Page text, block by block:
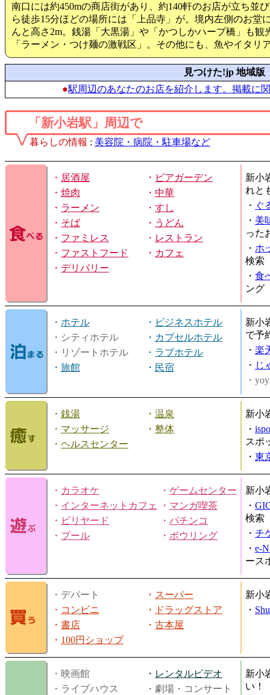
南口には約450mの商店街があり、約140軒のお店が立ち並
ら徒歩15分ほどの場所には「上品寺」が。境内左側のお堂
んと高さ2m。銭湯「大黒湯」や「かつしかハープ橋」も
「ラーメン・つけ麺の激戦区」。その他にも、魚やイタリ
見つけた!jp 地域版
●駅周辺のあなたのお店を紹介します。掲載に
「新小岩駅」周辺で
暮らしの情報 : 美容院・病院・駐車場など
・ 居酒屋 ・ ビアガーデン
・ 焼肉 ・ 中華
・ ラーメン ・ すし
・ そば ・ うどん
・ ファミレス ・ レストラン
・ ファストフード ・ カフェ
・ デリバリー
新小
れと
・ ぐ
・ 美
った
・ ホ
検索
・ 食
ング
・ ホテル ・ ビジネスホテル
・シティホテル
・ カプセルホテル
・リゾートホテル
・ ラブホテル
・ 旅館 ・ 民宿
新小
で予
・ 楽
・ じ
・
・ 銭湯 ・ 温泉
・ マッサージ ・ 整体
・ ヘルスセンター
新小
・
スポ
・ 東
・ カラオケ ・ ゲームセンター
・ インターネットカフェ ・ マンガ喫茶
・ ビリヤード ・ パチンコ
・ プール ・ ボウリング
新小
・
検索
・ チ
・ e-
ース
・デパート ・ スーパー
・ コンビニ ・
ドラッグストア
・ 書店 ・ 古本屋
・ 100円ショップ
新小
・
・映画館 ・ レンタルビデオ
・ライブハウス
・劇場・コンサート
新小
い！